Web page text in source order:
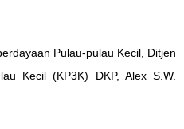
Pulau-pulau Kecil, Ditjen
Kecil (KP3K) DKP, Alex S.W.